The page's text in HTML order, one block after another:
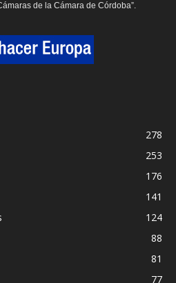
de la Cámara de Córdoba”.
278
253
176
141
124
88
81
77